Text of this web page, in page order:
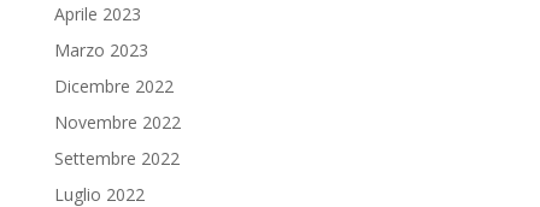
Aprile 2023
Marzo 2023
Dicembre 2022
Novembre 2022
Settembre 2022
Luglio 2022